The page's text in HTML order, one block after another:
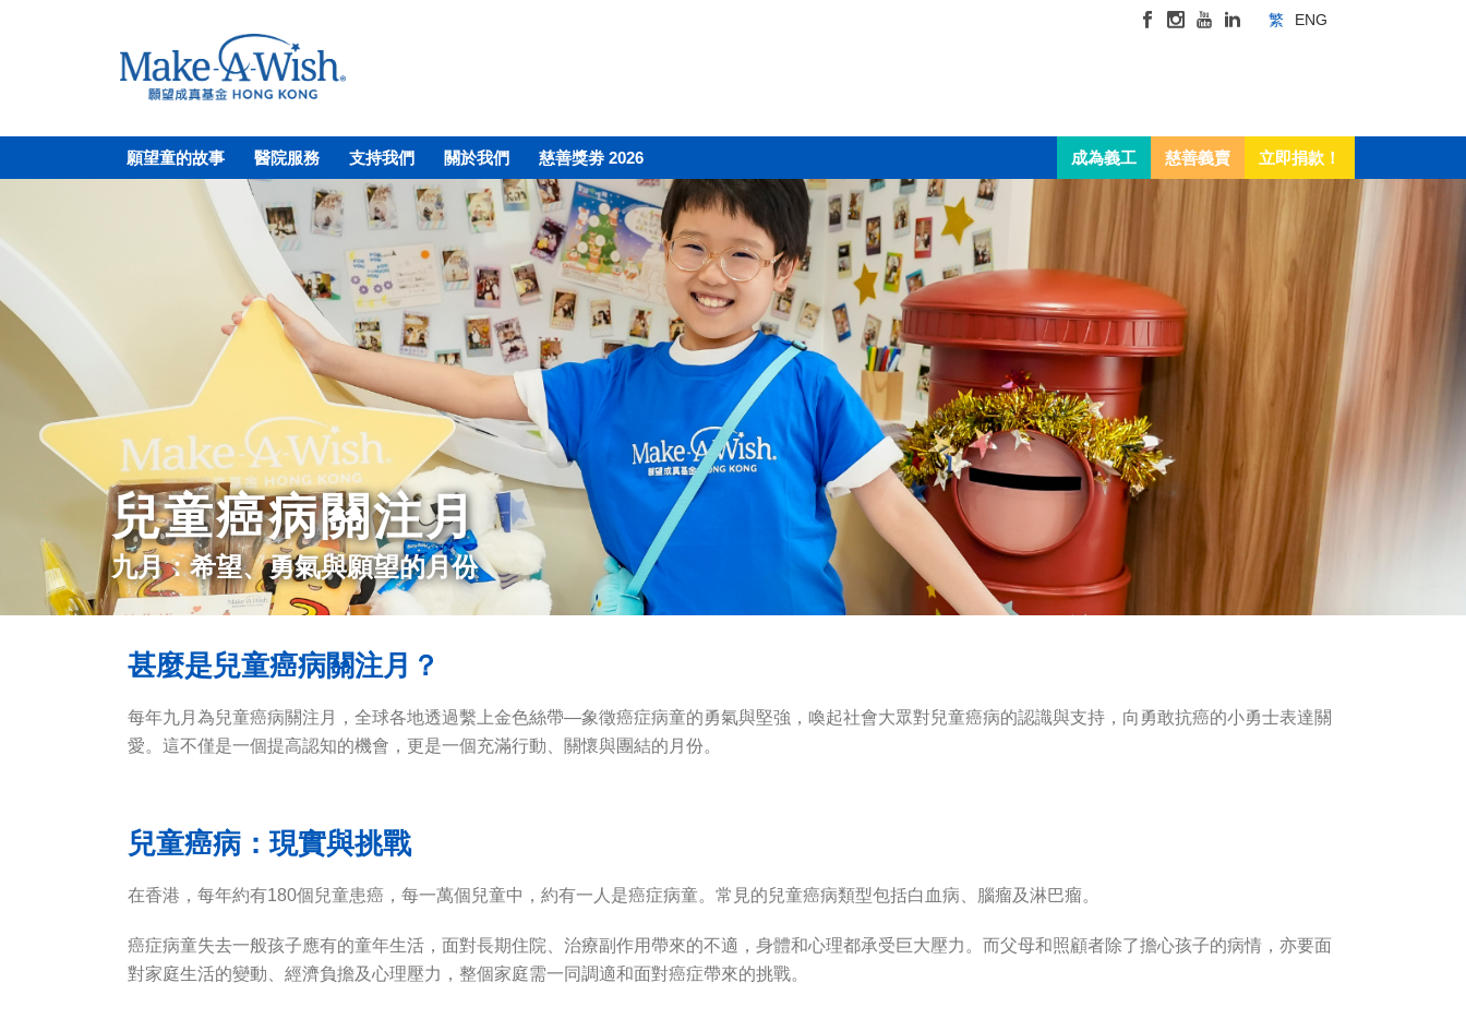
繁 ENG
願望童的故事 醫院服務 支持我們 關於我們 慈善獎劵 2026 成為義工 慈善義賣 立即捐款！
兒童癌病關注月
九月：希望、勇氣與願望的月份
甚麼是兒童癌病關注月？
每年九月為兒童癌病關注月，全球各地透過繫上金色絲帶—象徵癌症病童的勇氣與堅強，喚起社會大眾對兒童癌病的認識與支持，向勇敢抗癌的小勇士表達關
愛。這不僅是一個提高認知的機會，更是一個充滿行動、關懷與團結的月份。
兒童癌病：現實與挑戰
在香港，每年約有180個兒童患癌，每一萬個兒童中，約有一人是癌症病童。常見的兒童癌病類型包括白血病、腦瘤及淋巴瘤。
癌症病童失去一般孩子應有的童年生活，面對長期住院、治療副作用帶來的不適，身體和心理都承受巨大壓力。而父母和照顧者除了擔心孩子的病情，亦要面
對家庭生活的變動、經濟負擔及心理壓力，整個家庭需一同調適和面對癌症帶來的挑戰。